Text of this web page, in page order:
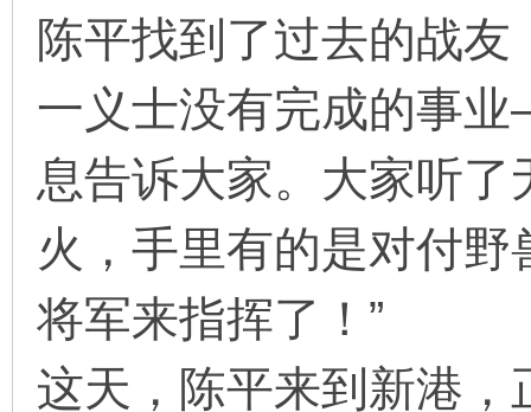
陈平找到了过去的战
一义士没有完成的事
息告诉大家。大家听了
火，手里有的是对付
将军来指挥了！”
这天，陈平来到新港